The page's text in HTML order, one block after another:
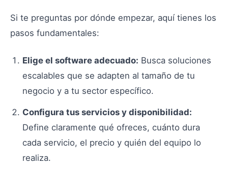
Si te preguntas por dónde empezar, aquí tienes los
pasos fundamentales:
Elige el software adecuado: Busca soluciones
escalables que se adapten al tamaño de tu
negocio y a tu sector específico.
Configura tus servicios y disponibilidad:
Define claramente qué ofreces, cuánto dura
cada servicio, el precio y quién del equipo lo
realiza.